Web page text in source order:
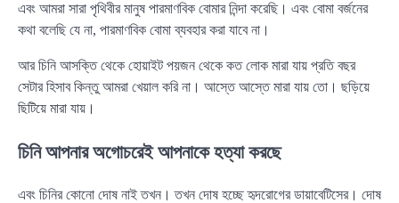
এবং আমরা সারা পৃথিবীর মানুষ পারমাণবিক বোমার নিন্দা করেছি। এবং বোমা বর্জনের
কথা বলেছি যে না, পারমাণবিক বোমা ব্যবহার করা যাবে না।
আর চিনি আসক্তি থেকে হোয়াইট পয়জন থেকে কত লোক মারা যায় প্রতি বছর
সেটার হিসাব কিন্তু আমরা খেয়াল করি না। আস্তে আস্তে মারা যায় তো। ছড়িয়ে
ছিটিয়ে মারা যায়।
চিনি আপনার অগোচরেই আপনাকে হত্যা করছে
এবং চিনির কোনো দোষ নাই তখন। তখন দোষ হচ্ছে হৃদরোগের ডায়াবেটিসের। দোষ